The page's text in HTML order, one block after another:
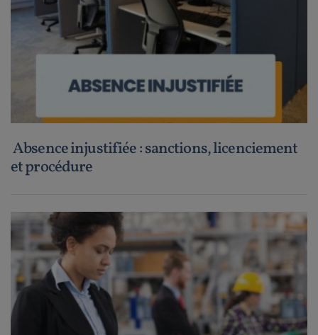
Absence injustifiée : sanctions, licenciement
et procédure